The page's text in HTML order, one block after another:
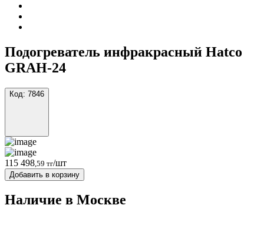
Подогреватель инфракрасный Hatco
GRAH-24
Код: 7846
115 498 ,59 тг/шт
Добавить в корзину
Наличие в Москвe